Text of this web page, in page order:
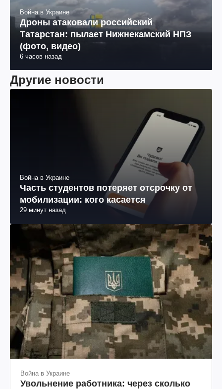
Война в Украине
Дроны атаковали российский
Татарстан: пылает Нижнекамский НПЗ
(фото, видео)
6 часов назад
Другие новости
Война в Украине
Часть студентов потеряет отсрочку от
мобилизации: кого касается
29 минут назад
Война в Украине
Увольнение работника: через сколько